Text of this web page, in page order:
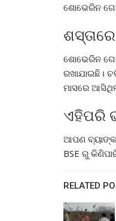
ଶୋଭେରିନ
ଶୋଭେରିନ
ରଖାଯାଇଛି।
ମାସରେ
ଏହିପରି
ଆପଣ
BSE ରୁ
RELATED